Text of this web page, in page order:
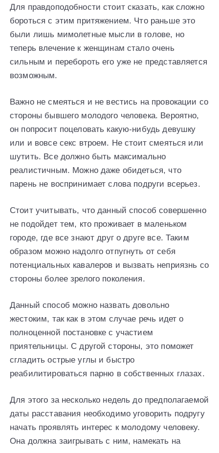
Для правдоподобности стоит сказать, как сложно
бороться с этим притяжением. Что раньше это
были лишь мимолетные мысли в голове, но
теперь влечение к женщинам стало очень
сильным и перебороть его уже не представляется
возможным.
Важно не смеяться и не вестись на провокации со
стороны бывшего молодого человека. Вероятно,
он попросит поцеловать какую-нибудь девушку
или и вовсе секс втроем. Не стоит смеяться или
шутить. Все должно быть максимально
реалистичным. Можно даже обидеться, что
парень не воспринимает слова подруги всерьез.
Стоит учитывать, что данный способ совершенно
не подойдет тем, кто проживает в маленьком
городе, где все знают друг о друге все. Таким
образом можно надолго отпугнуть от себя
потенциальных кавалеров и вызвать неприязнь со
стороны более зрелого поколения.
Данный способ можно назвать довольно
жестоким, так как в этом случае речь идет о
полноценной постановке с участием
приятельницы. С другой стороны, это поможет
сгладить острые углы и быстро
реабилитироваться парню в собственных глазах.
Для этого за несколько недель до предполагаемой
даты расставания необходимо уговорить подругу
начать проявлять интерес к молодому человеку.
Она должна заигрывать с ним, намекать на